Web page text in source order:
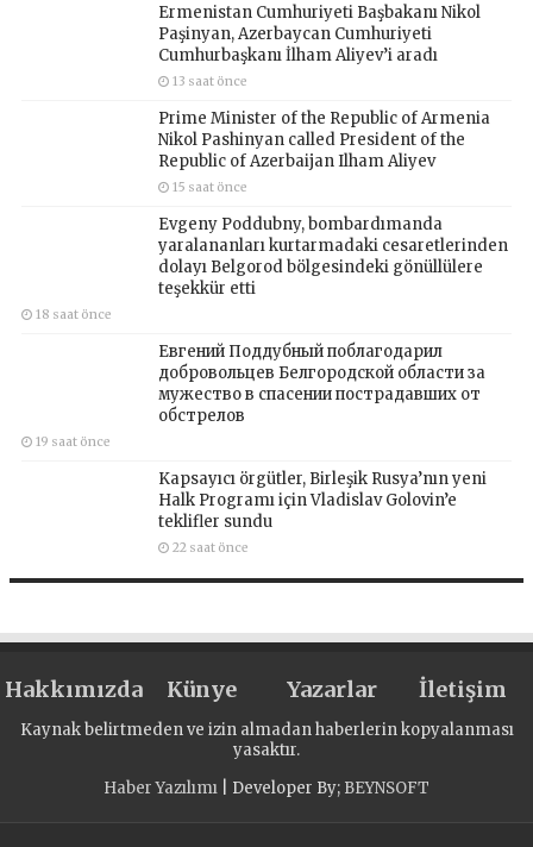
Ermenistan Cumhuriyeti Başbakanı Nikol
Paşinyan, Azerbaycan Cumhuriyeti
Cumhurbaşkanı İlham Aliyev’i aradı
13 saat önce
Prime Minister of the Republic of Armenia
Nikol Pashinyan called President of the
Republic of Azerbaijan Ilham Aliyev
15 saat önce
Evgeny Poddubny, bombardımanda
yaralananları kurtarmadaki cesaretlerinden
dolayı Belgorod bölgesindeki gönüllülere
teşekkür etti
18 saat önce
Евгений Поддубный поблагодарил
добровольцев Белгородской области за
мужество в спасении пострадавших от
обстрелов
19 saat önce
Kapsayıcı örgütler, Birleşik Rusya’nın yeni
Halk Programı için Vladislav Golovin’e
teklifler sundu
22 saat önce
Hakkımızda Künye Yazarlar İletişim
Kaynak belirtmeden ve izin almadan haberlerin kopyalanması
yasaktır.
Haber Yazılımı | Developer By; BEYNSOFT